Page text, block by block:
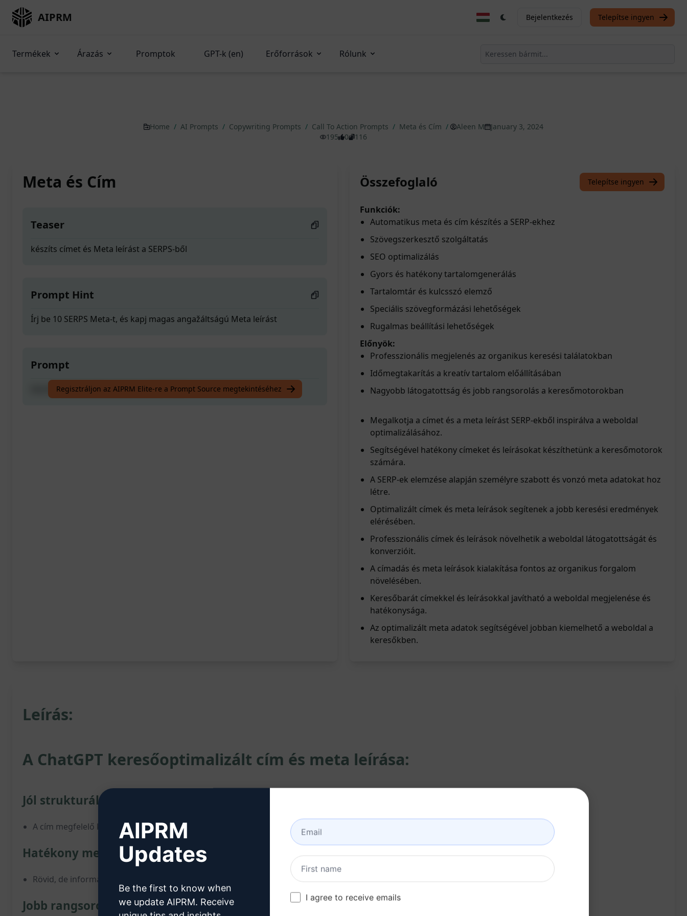
AIPRM Bejelentkezés Telepítse ingyen
Termékek Árazás Promptok GPT-k (en) Erőforrások Rólunk
Home / AI Prompts / Copywriting Prompts / Call To Action Prompts / Meta és Cím / Aleen M
January 3, 2024
195
0 116
Meta és Cím
Teaser
készíts címet és Meta leírást a SERPS-ből
Prompt Hint
Írj be 10 SERPS Meta-t, és kapj magas angažáltságú Meta leírást
Prompt
készíts címet és Meta leírást a SERPS-ből
Regisztráljon az AIPRM Elite-re a Prompt Source megtekintéséhez
Összefoglaló Telepítse ingyen
Funkciók:
Automatikus meta és cím készítés a SERP-ekhez
Szövegszerkesztő szolgáltatás
SEO optimalizálás
Gyors és hatékony tartalomgenerálás
Tartalomtár és kulcsszó elemző
Speciális szövegformázási lehetőségek
Rugalmas beállítási lehetőségek
Előnyök:
Professzionális megjelenés az organikus keresési találatokban
Időmegtakarítás a kreatív tartalom előállításában
Nagyobb látogatottság és jobb rangsorolás a keresőmotorokban
Megalkotja a címet és a meta leírást SERP-ekből inspirálva a weboldal
optimalizálásához.
Segítségével hatékony címeket és leírásokat készíthetünk a keresőmotorok
számára.
A SERP-ek elemzése alapján személyre szabott és vonzó meta adatokat hoz
létre.
Optimalizált címek és meta leírások segítenek a jobb keresési eredmények
elérésében.
Professzionális címek és leírások növelhetik a weboldal látogatottságát és
konverzióit.
A címadás és meta leírások kialakítása fontos az organikus forgalom
növelésében.
Keresőbarát címekkel és leírásokkal javítható a weboldal megjelenése és
hatékonysága.
Az optimalizált meta adatok segítségével jobban kiemelhető a weboldal a
keresőkben.
Leírás:
A ChatGPT keresőoptimalizált cím és meta leírása:
Jól strukturált és releváns cím:
A cím megfelelő kulcsszavakkal és vonzó tartalommal vonzza a felhasználók figyelmét.
Hatékony meta leírás:
Rövid, de informatív leírás, amely felkelti az érdeklődést és ösztönzi a kattintást.
Jobb rangsorolás a keresőben:
AIPRM
Updates
Be the first to know when
we update AIPRM. Receive
I agree to receive emails